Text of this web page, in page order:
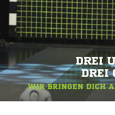
DREI
DREI
WIR BRINGEN DICH